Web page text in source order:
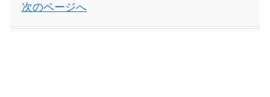
次のページへ